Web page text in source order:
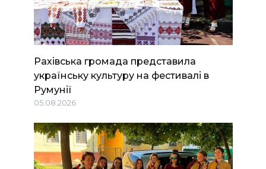
Рахівська громада представила
українську культуру на фестивалі в
Румунії
05.08.2026